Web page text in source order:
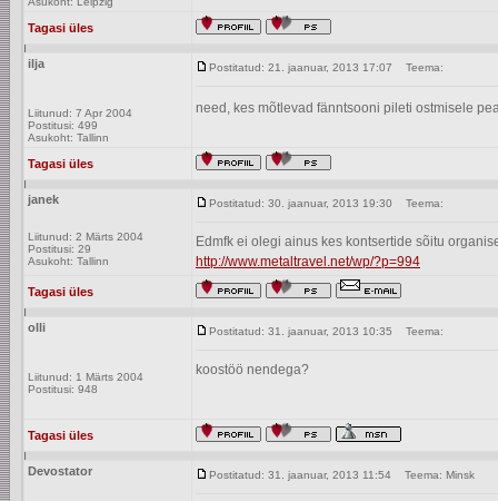
Tagasi üles
ilja
Liitunud: 7 Apr 2004
Postitusi: 499
Asukoht: Tallinn
Postitatud: 21. jaanuar, 2013 17:07 Teema:
need, kes mõtlevad fänntsooni pileti ostmisele
Tagasi üles
janek
Liitunud: 2 Märts 2004
Postitusi: 29
Asukoht: Tallinn
Postitatud: 30. jaanuar, 2013 19:30 Teema:
Edmfk ei olegi ainus kes kontsertide sõitu
http://www.metaltravel.net/wp/?p=994
Tagasi üles
olli
Liitunud: 1 Märts 2004
Postitusi: 948
Postitatud: 31. jaanuar, 2013 10:35 Teema:
koostöö nendega?
Tagasi üles
Devostator Postitatud: 31. jaanuar, 2013 11:54 Teema: Minsk